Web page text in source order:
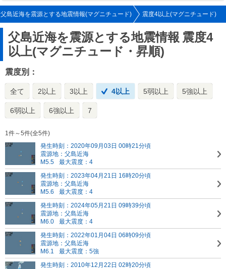
父島近海を震源とする地震情報(マグニチュード) 震度4以上(マグニチュード)
父島近海を震源とする地震情報 震度4
以上(マグニチュード・昇順)
震度別：
全て 2以上 3以上 4以上 5弱以上 5強以上
6弱以上 6強以上 7
1件～5件(全5件)
発生時刻：2020年09月03日 00時21分頃
震源地：父島近海
M5.5
最大震度：4
発生時刻：2023年04月21日 16時20分頃
震源地：父島近海
M5.6
最大震度：4
発生時刻：2024年05月21日 09時39分頃
震源地：父島近海
M6.0
最大震度：4
発生時刻：2022年01月04日 06時09分頃
震源地：父島近海
M6.1
最大震度：5強
発生時刻：2010年12月22日 02時20分頃